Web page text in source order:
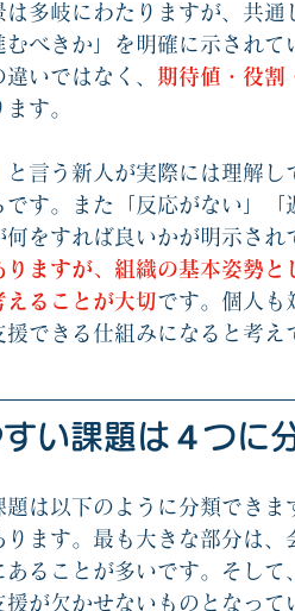
多岐にわたりますが、共
べきか」を明確に示されて
いではなく、 期待値・役割
す。
言う新人が実際には理解
す。また「反応がない」
をすれば良いかが明示さ
りますが、組織の基本姿勢
えることが大切です。個人も
できる仕組みになると考え
い課題は４つに
は以下のように分類でき
ます。最も大きな部分は
ることが多いです。そし
が欠かせないものとなって